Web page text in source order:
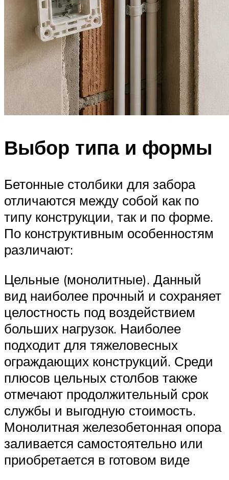
Выбор типа и формы
Бетонные столбики для забора
отличаются между собой как по
типу конструкции, так и по форме.
По конструктивным особенностям
различают:
Цельные (монолитные). Данный
вид наиболее прочный и сохраняет
целостность под воздействием
больших нагрузок. Наиболее
подходит для тяжеловесных
ограждающих конструкций. Среди
плюсов цельных столбов также
отмечают продолжительный срок
службы и выгодную стоимость.
Монолитная железобетонная опора
заливается самостоятельно или
приобретается в готовом виде